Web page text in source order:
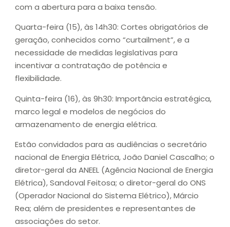
com a abertura para a baixa tensão.
Quarta-feira (15), às 14h30: Cortes obrigatórios de
geração, conhecidos como “curtailment”, e a
necessidade de medidas legislativas para
incentivar a contratação de potência e
flexibilidade.
Quinta-feira (16), às 9h30: Importância estratégica,
marco legal e modelos de negócios do
armazenamento de energia elétrica.
Estão convidados para as audiências o secretário
nacional de Energia Elétrica, João Daniel Cascalho; o
diretor-geral da ANEEL (Agência Nacional de Energia
Elétrica), Sandoval Feitosa; o diretor-geral do ONS
(Operador Nacional do Sistema Elétrico), Márcio
Rea; além de presidentes e representantes de
associações do setor.